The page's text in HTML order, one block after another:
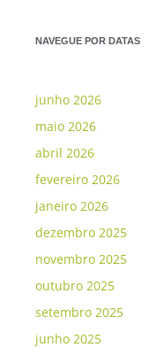
NAVEGUE POR DATAS
junho 2026
maio 2026
abril 2026
fevereiro 2026
janeiro 2026
dezembro 2025
novembro 2025
outubro 2025
setembro 2025
junho 2025